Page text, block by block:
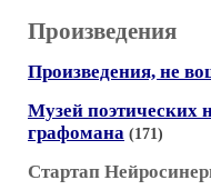
Произведения
Произведения, не
Музей поэтических
графомана (171)
Стартап